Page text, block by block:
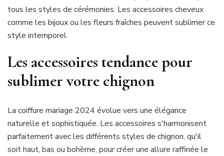
tous les styles de cérémonies. Les accessoires cheveux
comme les bijoux ou les fleurs fraîches peuvent sublimer ce
style intemporel.
Les accessoires tendance pour
sublimer votre chignon
La coiffure mariage 2024 évolue vers une élégance
naturelle et sophistiquée. Les accessoires s'harmonisent
parfaitement avec les différents styles de chignon, qu'il
soit haut, bas ou bohème, pour créer une allure raffinée le